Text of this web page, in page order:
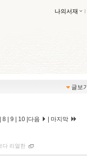
나의서재 ｌ
글보기
8 9 10 다음 마지막
다 리얼한